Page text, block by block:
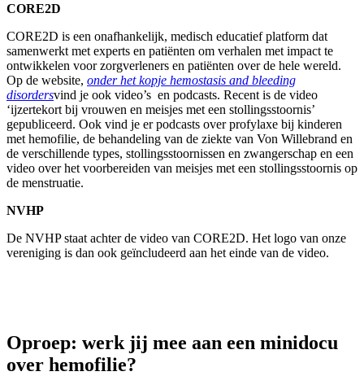
CORE2D
CORE2D is een onafhankelijk, medisch educatief platform dat
samenwerkt met experts en patiënten om verhalen met impact te
ontwikkelen voor zorgverleners en patiënten over de hele wereld.
Op de website, onder het kopje hemostasis and bleeding
disordersvind je ook video’s en podcasts. Recent is de video
‘ijzertekort bij vrouwen en meisjes met een stollingsstoornis’
gepubliceerd. Ook vind je er podcasts over profylaxe bij kinderen
met hemofilie, de behandeling van de ziekte van Von Willebrand en
de verschillende types, stollingsstoornissen en zwangerschap en een
video over het voorbereiden van meisjes met een stollingsstoornis op
de menstruatie.
NVHP
De NVHP staat achter de video van CORE2D. Het logo van onze
vereniging is dan ook geïncludeerd aan het einde van de video.
Oproep: werk jij mee aan een minidocu
over hemofilie?